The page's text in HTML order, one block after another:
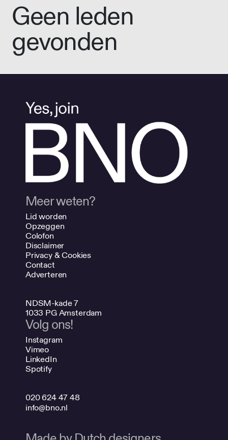
Geen leden
gevonden
Meer weten?
Lid worden
Opzeggen
Colofon
Disclaimer
Privacy & Cookies
Contact
Adverteren
NDSM-kade 7
1033 PG Amsterdam
Volg ons!
Instagram
Vimeo
LinkedIn
Spotify
020 624 47 48
info@bno.nl